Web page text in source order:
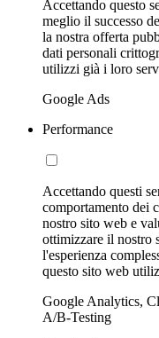
Accettando questo
meglio il successo
la nostra offerta
dati personali
utilizzi già i loro
Google Ads
Performance
Accettando questi
comportamento dei
nostro sito web e
ottimizzare il nostro
l'esperienza
questo sito web
Google Analytics,
A/B-Testing